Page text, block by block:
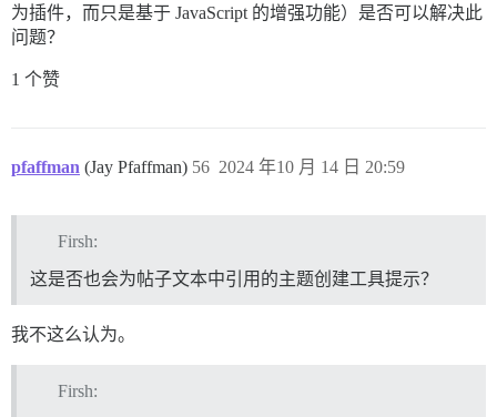
为插件，而只是基于 JavaScript 的增强功能）是否可以解决此
问题？
1 个赞
pfaffman (Jay Pfaffman) 2024 年10 月 14 日 20:59
56
Firsh:
这是否也会为帖子文本中引用的主题创建工具提示？
我不这么认为。
Firsh: